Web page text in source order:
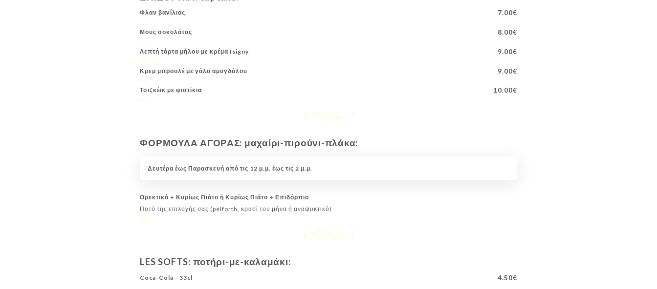
Φλαν βανίλιας 7.00€
Μους σοκολάτας 8.00€
Λεπτή τάρτα μήλου με κρέμα Isigny 9.00€
Κρεμ μπρουλέ με γάλα αμυγδάλου 9.00€
Τσιζκέικ με φιστίκια 10.00€
ΦΟΡΜΟΥΛΑ ΑΓΟΡΑΣ: μαχαίρι-πιρούνι-πλάκα:
Δευτέρα έως Παρασκευή από τις 12 μ.μ. έως τις 2 μ.μ.
Ορεκτικό + Κυρίως Πιάτο ή Κυρίως Πιάτο + Επιδόρπιο
Ποτό της επιλογής σας (pelforth, κρασί του μήνα ή αναψυκτικό)
LES SOFTS: ποτήρι-με-καλαμάκι:
Coca-Cola - 33cl 4.50€